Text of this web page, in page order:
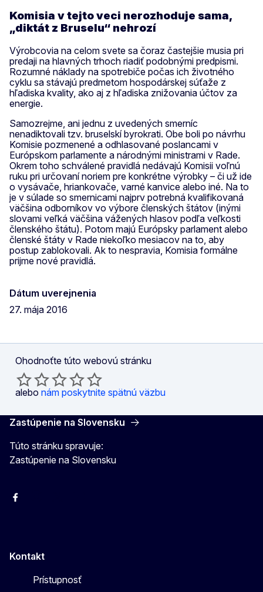
Komisia v tejto veci nerozhoduje sama,
„diktát z Bruselu“ nehrozí
Výrobcovia na celom svete sa čoraz častejšie musia pri
predaji na hlavných trhoch riadiť podobnými predpismi.
Rozumné náklady na spotrebiče počas ich životného
cyklu sa stávajú predmetom hospodárskej súťaže z
hľadiska kvality, ako aj z hľadiska znižovania účtov za
energie.
Samozrejme, ani jednu z uvedených smerníc
nenadiktovali tzv. bruselskí byrokrati. Obe boli po návrhu
Komisie pozmenené a odhlasované poslancami v
Európskom parlamente a národnými ministrami v Rade.
Okrem toho schválené pravidlá nedávajú Komisii voľnú
ruku pri určovaní noriem pre konkrétne výrobky – či už ide
o vysávače, hriankovače, varné kanvice alebo iné. Na to
je v súlade so smernicami najprv potrebná kvalifikovaná
väčšina odborníkov vo výbore členských štátov (inými
slovami veľká väčšina vážených hlasov podľa veľkosti
členského štátu). Potom majú Európsky parlament alebo
členské štáty v Rade niekoľko mesiacov na to, aby
postup zablokovali. Ak to nespravia, Komisia formálne
prijme nové pravidlá.
Dátum uverejnenia
27. mája 2016
Ohodnoťte túto webovú stránku
alebo nám poskytnite spätnú väzbu
Zastúpenie na Slovensku
Túto stránku spravuje:
Zastúpenie na Slovensku
Facebook
Kontakt
Prístupnosť